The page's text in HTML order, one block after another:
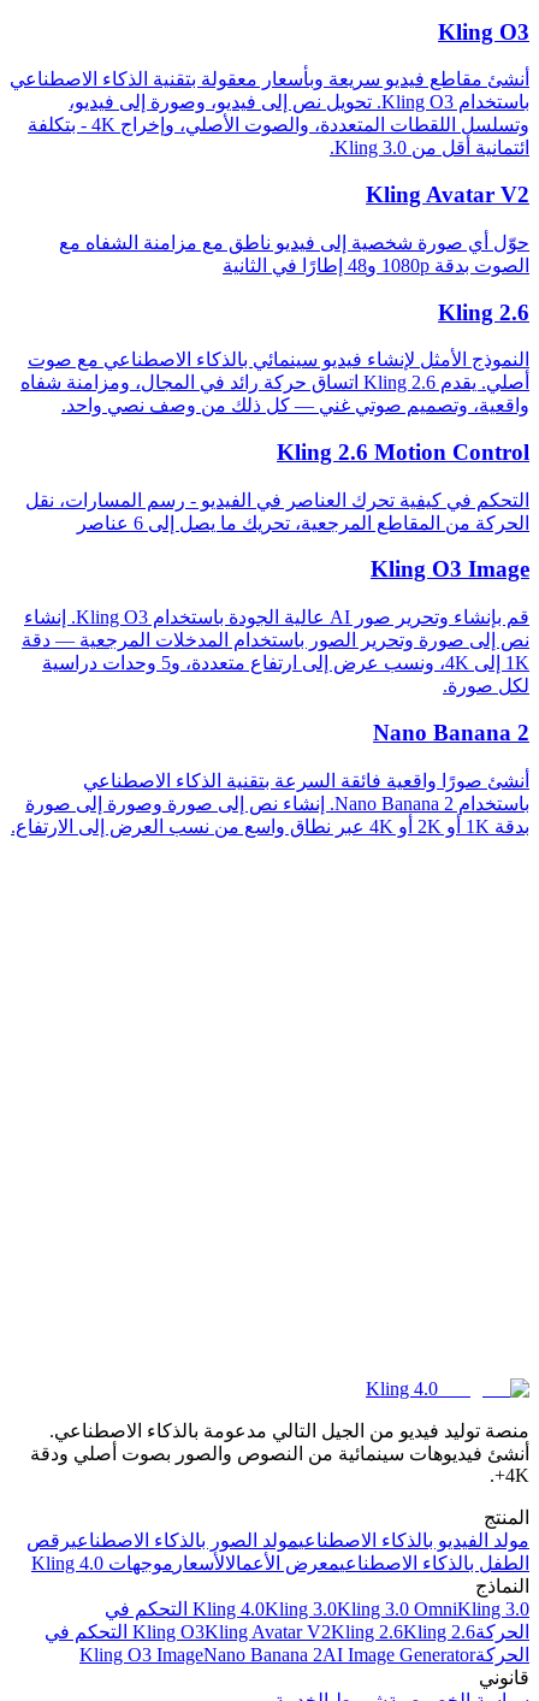
Kling O3
أنشئ مقاطع فيديو سريعة وبأسعار معقولة بتقنية الذكاء الاصطناعي
باستخدام Kling O3. تحويل نص إلى فيديو، وصورة إلى فيديو،
وتسلسل اللقطات المتعددة، والصوت الأصلي، وإخراج 4K - بتكلفة
ائتمانية أقل من Kling 3.0.
Kling Avatar V2
حوّل أي صورة شخصية إلى فيديو ناطق مع مزامنة الشفاه مع
الصوت بدقة 1080p و48 إطارًا في الثانية
Kling 2.6
النموذج الأمثل لإنشاء فيديو سينمائي بالذكاء الاصطناعي مع صوت
أصلي. يقدم Kling 2.6 اتساق حركة رائد في المجال، ومزامنة شفاه
واقعية، وتصميم صوتي غني — كل ذلك من وصف نصي واحد.
Kling 2.6 Motion Control
التحكم في كيفية تحرك العناصر في الفيديو - رسم المسارات، نقل
الحركة من المقاطع المرجعية، تحريك ما يصل إلى 6 عناصر
Kling O3 Image
قم بإنشاء وتحرير صور AI عالية الجودة باستخدام Kling O3. إنشاء
نص إلى صورة وتحرير الصور باستخدام المدخلات المرجعية — دقة
1K إلى 4K، ونسب عرض إلى ارتفاع متعددة، و5 وحدات دراسية
لكل صورة.
Nano Banana 2
أنشئ صورًا واقعية فائقة السرعة بتقنية الذكاء الاصطناعي
باستخدام Nano Banana 2. إنشاء نص إلى صورة وصورة إلى صورة
بدقة 1K أو 2K أو 4K عبر نطاق واسع من نسب العرض إلى الارتفاع.
Kling 4.0
منصة توليد فيديو من الجيل التالي مدعومة بالذكاء الاصطناعي.
أنشئ فيديوهات سينمائية من النصوص والصور بصوت أصلي ودقة
4K+.
المنتج
مولد الفيديو بالذكاء الاصطناعيمولد الصور بالذكاء الاصطناعيرقص
الطفل بالذكاء الاصطناعيمعرض الأعمالالأسعار موجهات Kling 4.0
النماذج
Kling 4.0Kling 3.0Kling 3.0 Omni
Kling 3.0 التحكم في
الحركة
Kling O3Kling Avatar V2Kling 2.6
Kling 2.6 التحكم في
الحركة
Kling O3 ImageNano Banana 2AI Image Generator
قانوني